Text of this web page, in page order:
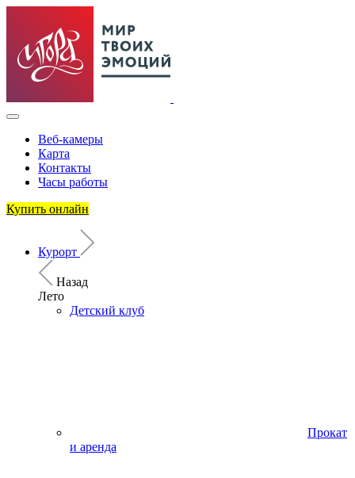
Веб-камеры
Карта
Контакты
Часы работы
Купить онлайн
Курорт
Назад
Лето
Детский клуб
Прокат
и аренда